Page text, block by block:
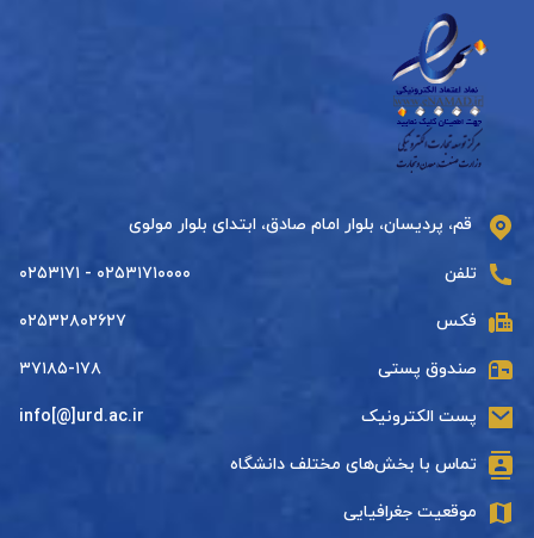
قم، پردیسان، بلوار امام صادق، ابتدای بلوار مولوی
تلفن ۰۲۵۳۱۷۱۰۰۰۰ - ۰۲۵۳۱۷۱
فکس ۰۲۵۳۲۸۰۲۶۲۷
صندوق پستی ۳۷۱۸۵-۱۷۸
پست الکترونیک info[@]urd.ac.ir
تماس با بخش‌های مختلف دانشگاه
موقعیت جغرافیایی